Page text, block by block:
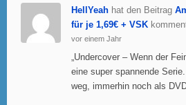
HellYeah hat den Beitrag
für je 1,69€ + VSK
vor einem Jahr
„Undercover – Wenn der
eine super spannende
weg, immerhin noch als